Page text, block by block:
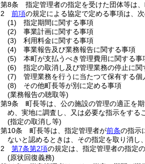
第8条
指定管理者の指定を受けた団体等は
2
前項の規定による協定で定める事項は、次
(1)
指定期間に関する事項
(2)
事業計画に関する事項
(3)
利用料金に関する事項
(4)
事業報告及び業務報告に関する事項
(5)
本町が支払うべき管理費用に関する事
(6)
指定の取消し及び管理業務の停止に関
(7)
管理業務を行うに当たつて保有する
(8)
その他町長等が別に定める事項
(業務報告の聴取等)
第9条
町長等は、公の施設の管理の適正を
め、実地に調査し、又は必要な指示をする
(指定の取消し等)
第10条
町長等は、指定管理者が前条の指示
ないと認めるときは、その指定を取り消し
2
第7条第2項の規定は、指定管理者の指定
(原状回復義務)